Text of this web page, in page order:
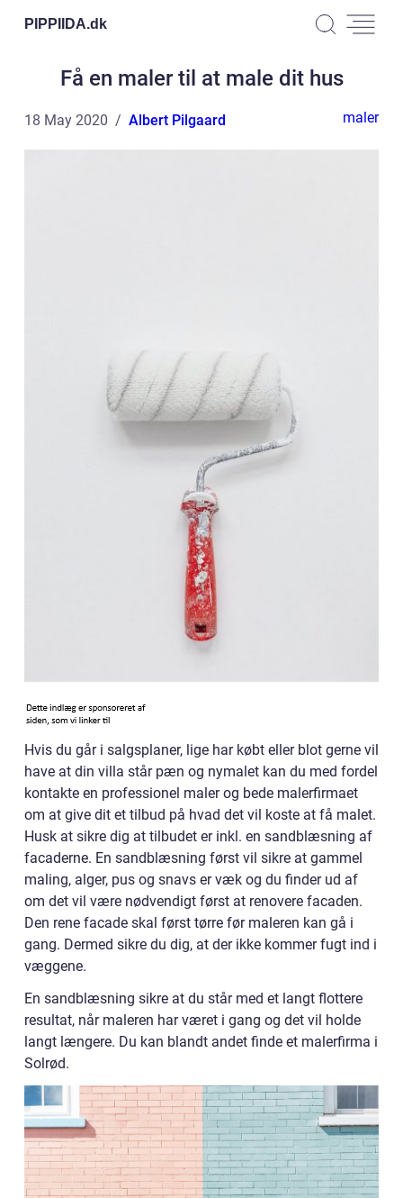
PIPPIIDA.dk
Få en maler til at male dit hus
18 May 2020 Albert Pilgaard maler
Hvis du går i salgsplaner, lige har købt eller blot gerne vil
have at din villa står pæn og nymalet kan du med fordel
kontakte en professionel maler og bede malerfirmaet
om at give dit et tilbud på hvad det vil koste at få malet.
Husk at sikre dig at tilbudet er inkl. en sandblæsning af
facaderne. En sandblæsning først vil sikre at gammel
maling, alger, pus og snavs er væk og du finder ud af
om det vil være nødvendigt først at renovere facaden.
Den rene facade skal først tørre før maleren kan gå i
gang. Dermed sikre du dig, at der ikke kommer fugt ind i
væggene.
En sandblæsning sikre at du står med et langt flottere
resultat, når maleren har været i gang og det vil holde
langt længere. Du kan blandt andet finde et malerfirma i
Solrød.